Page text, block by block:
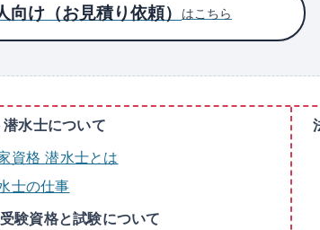
向け（お見積り依頼） はこちら
潜水士について
資格 潜水士とは
士の仕事
験資格と試験について